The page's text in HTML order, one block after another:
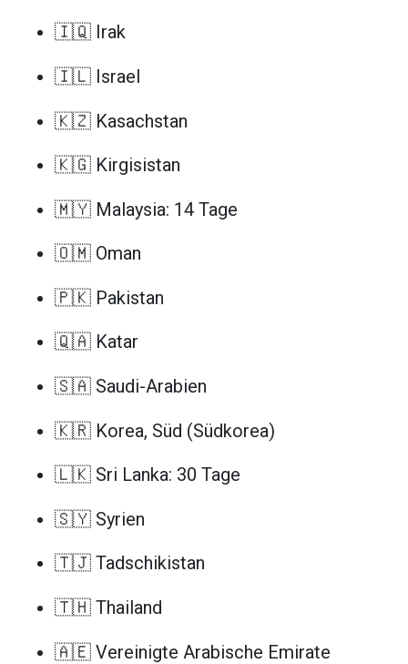
🇮🇶 Irak
🇮🇱 Israel
🇰🇿 Kasachstan
🇰🇬 Kirgisistan
🇲🇾 Malaysia: 14 Tage
🇴🇲 Oman
🇵🇰 Pakistan
🇶🇦 Katar
🇸🇦 Saudi-Arabien
🇰🇷 Korea, Süd (Südkorea)
🇱🇰 Sri Lanka: 30 Tage
🇸🇾 Syrien
🇹🇯 Tadschikistan
🇹🇭 Thailand
🇦🇪 Vereinigte Arabische Emirate